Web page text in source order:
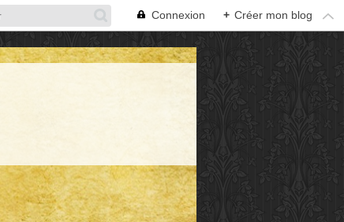
Connexion + Créer mon blog